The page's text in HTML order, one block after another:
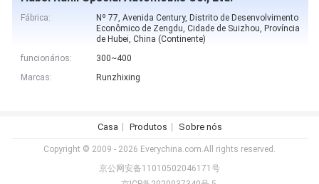
Fábrica:
Nº 77, Avenida Century, Distrito de Desenvolvimento
Econômico de Zengdu, Cidade de Suizhou, Província
de Hubei, China (Continente)
funcionários:
300~400
Marcas:
Runzhixing
Casa Produtos Sobre nós
Copyright © 2009 - 2026 Everychina.com.All rights reserved.
京公网安备11010502046171号